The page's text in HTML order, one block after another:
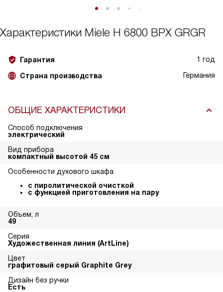
Характеристики Miele H 6800 BPX GRGR
Гарантия 1 год
Страна производства Германия
ОБЩИЕ ХАРАКТЕРИСТИКИ
Способ подключения
электрический
Вид прибора
компактный высотой 45 см
Особенности духового шкафа
с пиролитической очисткой
с функцией приготовления на пару
Объем, л
49
Серия
Художественная линия (ArtLine)
Цвет
графитовый серый Graphite Grey
Дизайн без ручки
Есть